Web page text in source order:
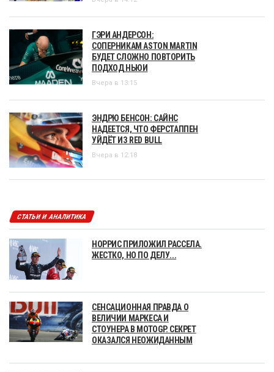
ГЭРИ АНДЕРСОН:
СОПЕРНИКАМ ASTON MARTIN
БУДЕТ СЛОЖНО ПОВТОРИТЬ
ПОДХОД НЬЮИ
Вчера в 13:15
ЭНДРЮ БЕНСОН: САЙНС
НАДЕЕТСЯ, ЧТО ФЕРСТАППЕН
УЙДЁТ ИЗ RED BULL
Вчера в 12:18
СТАТЬИ И АНАЛИТИКА
НОРРИС ПРИЛОЖИЛ РАССЕЛА.
ЖЕСТКО, НО ПО ДЕЛУ...
СЕНСАЦИОННАЯ ПРАВДА О
ВЕЛИЧИИ МАРКЕСА И
СТОУНЕРА В MOTOGP. СЕКРЕТ
ОКАЗАЛСЯ НЕОЖИДАННЫМ